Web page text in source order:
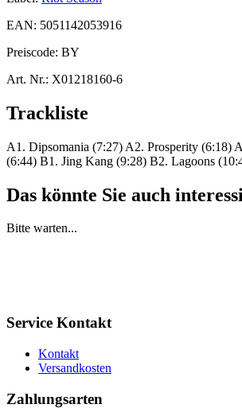
EAN: 5051142053916
Preiscode: BY
Art. Nr.: X01218160-6
Trackliste
A1. Dipsomania (7:27) A2. Prosperity (6:18)
(6:44) B1. Jing Kang (9:28) B2. Lagoons
Das könnte Sie auch
Bitte warten...
Service Kontakt
Kontakt
Versandkosten
Zahlungsarten